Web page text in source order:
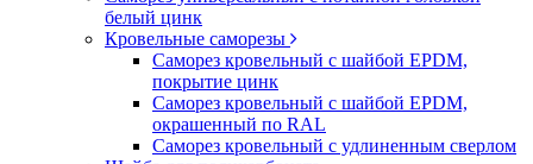
белый цинк
Кровельные саморезы
Саморез кровельный с шайбой EPDM,
покрытие цинк
Саморез кровельный с шайбой EPDM,
окрашенный по RAL
Саморез кровельный с удлиненным сверлом